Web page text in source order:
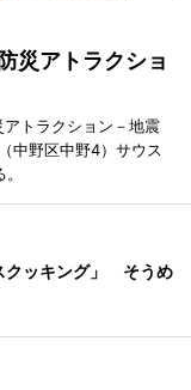
災アトラクショ
トラクション－地震
中野区中野4）サウス
クッキング」 そうめ